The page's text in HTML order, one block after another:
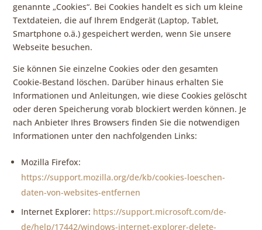
genannte „Cookies“. Bei Cookies handelt es sich um kleine
Textdateien, die auf Ihrem Endgerät (Laptop, Tablet,
Smartphone o.ä.) gespeichert werden, wenn Sie unsere
Webseite besuchen.
Sie können Sie einzelne Cookies oder den gesamten
Cookie-Bestand löschen. Darüber hinaus erhalten Sie
Informationen und Anleitungen, wie diese Cookies gelöscht
oder deren Speicherung vorab blockiert werden können. Je
nach Anbieter Ihres Browsers finden Sie die notwendigen
Informationen unter den nachfolgenden Links:
Mozilla Firefox:
https://support.mozilla.org/de/kb/cookies-loeschen-
daten-von-websites-entfernen
Internet Explorer: https://support.microsoft.com/de-
de/help/17442/windows-internet-explorer-delete-